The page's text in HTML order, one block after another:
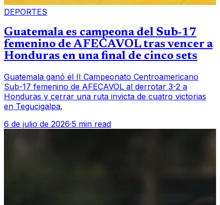
DEPORTES
Guatemala es campeona del Sub-17
femenino de AFECAVOL tras vencer a
Honduras en una final de cinco sets
Guatemala ganó el II Campeonato Centroamericano
Sub-17 femenino de AFECAVOL al derrotar 3-2 a
Honduras y cerrar una ruta invicta de cuatro victorias
en Tegucigalpa.
6 de julio de 2026·5 min read